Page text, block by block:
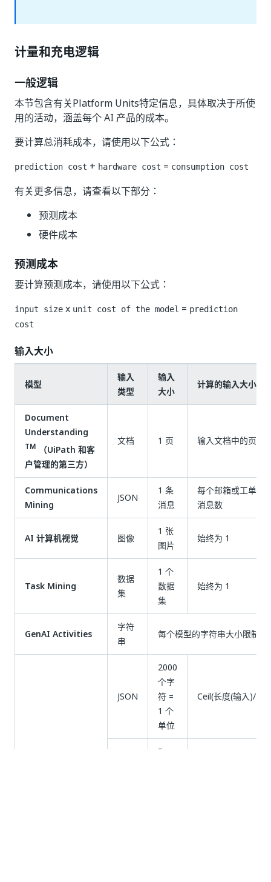
计量和充电逻辑
一般逻辑
本节包含有关Platform Units特定信息，具体取决于所使
用的活动，涵盖每个 AI 产品的成本。
要计算总消耗成本，请使用以下公式：
prediction cost + hardware cost = consumption cost
有关更多信息，请查看以下部分：
预测成本
硬件成本
预测成本
要计算预测成本，请使用以下公式：
input size x unit cost of the model = prediction
cost
输入大小
模型
输入
类型
输入
大小
计算的输入大小
Document
Understanding
TM
（UiPath 和客
户管理的第三方）
文档 1 页 输入文档中的页数
Communications
Mining
JSON
1 条
消息
每个邮箱或工单系
消息数
AI 计算机视觉 图像
1 张
图片
始终为 1
Task Mining
数据
集
1 个
数据
集
始终为 1
GenAI Activities
字符
串
每个模型的字符串大小限制不
JSON
2000
个字
符 =
1 个
单位
Ceil(长度(输入)/
5